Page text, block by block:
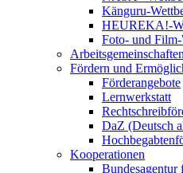
Känguru-
HEUREKA!-
Foto- und
Arbeitsgemeinschaften
Fördern und
Förderangebote
Lernwerkstatt
DaZ (Deutsch
Kooperationen
Bundesagentur